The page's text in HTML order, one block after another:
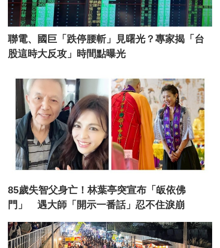
聯電、國巨「跌停腰斬」見曙光？專家揭「台
股這時大反攻」時間點曝光
85歲失智父身亡！林葉亭突宣布「皈依佛
門」 遇大師「開示一番話」忍不住淚崩